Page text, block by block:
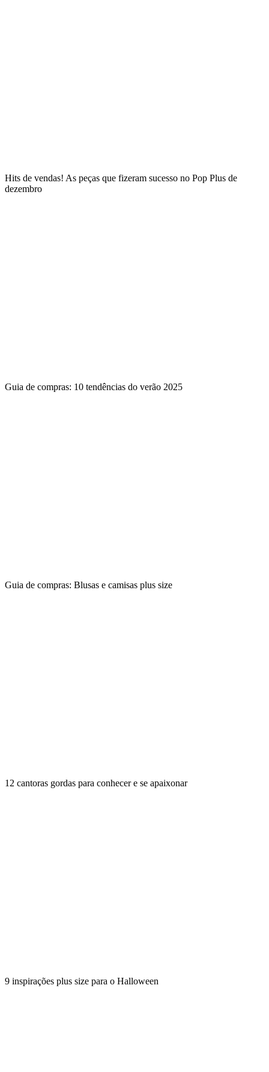
Hits de vendas! As peças que fizeram sucesso no Pop Plus de
dezembro
Guia de compras: 10 tendências do verão 2025
Guia de compras: Blusas e camisas plus size
12 cantoras gordas para conhecer e se apaixonar
9 inspirações plus size para o Halloween